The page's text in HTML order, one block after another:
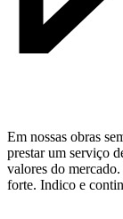
Em nossas obras
prestar um serviço
valores do
forte. Indico e